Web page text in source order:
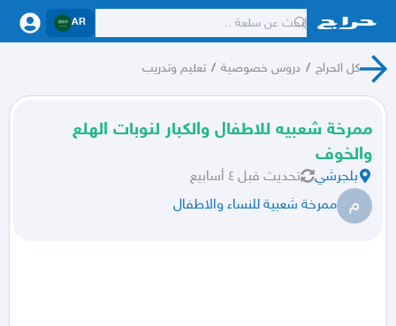
AR
كل الحراج / دروس خصوصية / تعليم وتدريب
ممرخة شعبيه للاطفال والكبار لنوبات الهلع
والخوف
بلجرشي تحديث قبل ٤ أسابيع
م ممرخة شعبية للنساء والاطفال